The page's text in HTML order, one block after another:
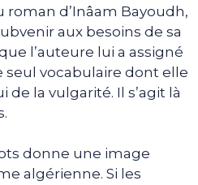
d’Inâam Bayoudh,
aux besoins de sa
l’auteure lui a assigné
seul vocabulaire dont elle
de la vulgarité. Il s’agit là
donne une image
algérienne. Si les